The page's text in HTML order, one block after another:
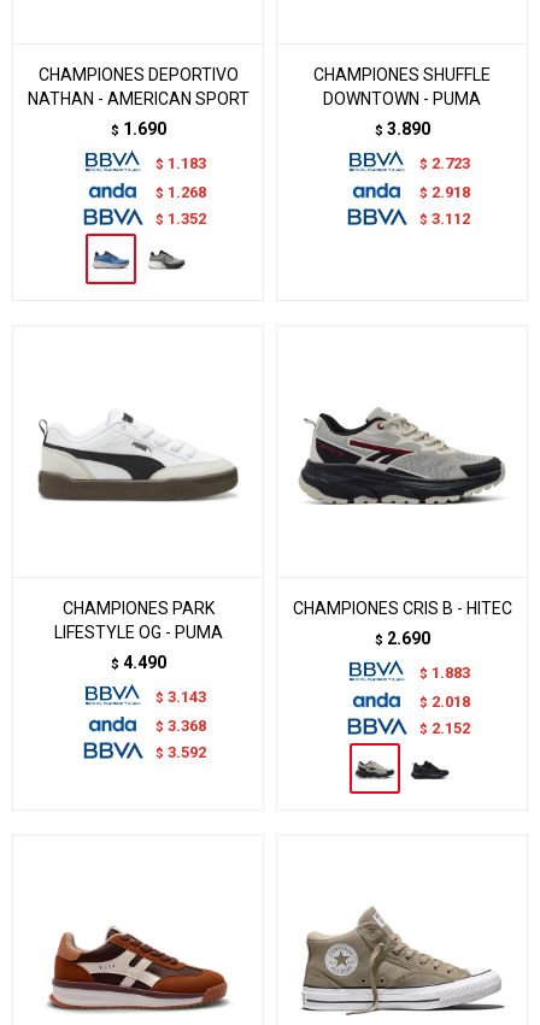
CHAMPIONES DEPORTIVO
NATHAN - AMERICAN SPORT
$ 1.690
$ 1.183
$ 1.268
$ 1.352
CHAMPIONES SHUFFLE
DOWNTOWN - PUMA
$ 3.890
$ 2.723
$ 2.918
$ 3.112
CHAMPIONES PARK
LIFESTYLE OG - PUMA
$ 4.490
$ 3.143
$ 3.368
$ 3.592
CHAMPIONES CRIS B - HITEC
$ 2.690
$ 1.883
$ 2.018
$ 2.152